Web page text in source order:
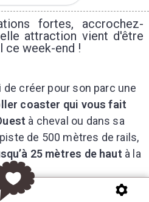
fortes, accrochez-
attraction vient d'être
ce week-end !
de créer pour son parc une
coaster qui vous fait
à cheval ou dans sa
de 500 mètres de rails,
25 mètres de haut à la